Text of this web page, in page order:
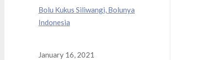
Bolu Kukus Siliwangi, Bolunya
Indonesia
January 16, 2021